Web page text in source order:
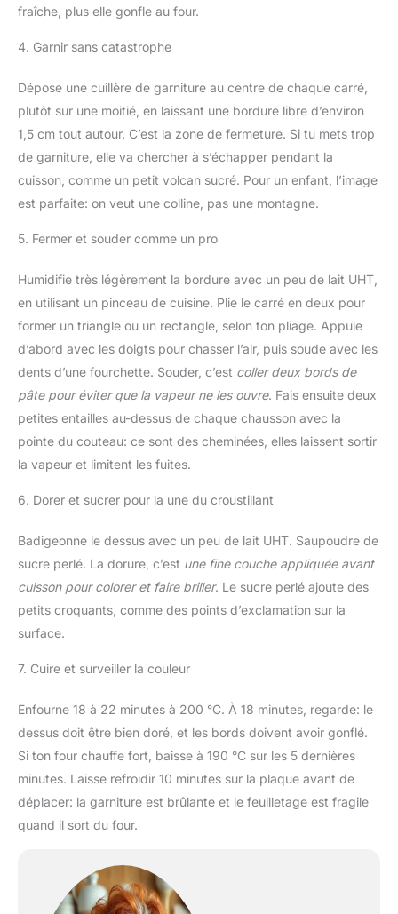
fraîche, plus elle gonfle au four.
4. Garnir sans catastrophe
Dépose une cuillère de garniture au centre de chaque carré,
plutôt sur une moitié, en laissant une bordure libre d’environ
1,5 cm tout autour. C’est la zone de fermeture. Si tu mets trop
de garniture, elle va chercher à s’échapper pendant la
cuisson, comme un petit volcan sucré. Pour un enfant, l’image
est parfaite: on veut une colline, pas une montagne.
5. Fermer et souder comme un pro
Humidifie très légèrement la bordure avec un peu de lait UHT,
en utilisant un pinceau de cuisine. Plie le carré en deux pour
former un triangle ou un rectangle, selon ton pliage. Appuie
d’abord avec les doigts pour chasser l’air, puis soude avec les
dents d’une fourchette. Souder, c’est coller deux bords de
pâte pour éviter que la vapeur ne les ouvre. Fais ensuite deux
petites entailles au-dessus de chaque chausson avec la
pointe du couteau: ce sont des cheminées, elles laissent sortir
la vapeur et limitent les fuites.
6. Dorer et sucrer pour la une du croustillant
Badigeonne le dessus avec un peu de lait UHT. Saupoudre de
sucre perlé. La dorure, c’est une fine couche appliquée avant
cuisson pour colorer et faire briller. Le sucre perlé ajoute des
petits croquants, comme des points d’exclamation sur la
surface.
7. Cuire et surveiller la couleur
Enfourne 18 à 22 minutes à 200 °C. À 18 minutes, regarde: le
dessus doit être bien doré, et les bords doivent avoir gonflé.
Si ton four chauffe fort, baisse à 190 °C sur les 5 dernières
minutes. Laisse refroidir 10 minutes sur la plaque avant de
déplacer: la garniture est brûlante et le feuilletage est fragile
quand il sort du four.